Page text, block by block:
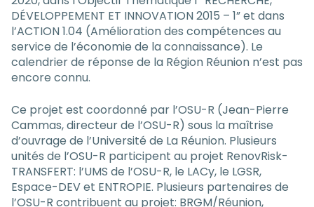
DÉVELOPPEMENT ET INNOVATION 2015 – 1” et dans
l’ACTION 1.04 (Amélioration des compétences au
service de l’économie de la connaissance). Le
calendrier de réponse de la Région Réunion n’est pas
encore connu.
Ce projet est coordonné par l’OSU-R (Jean-Pierre
Cammas, directeur de l’OSU-R) sous la maîtrise
d’ouvrage de l’Université de La Réunion. Plusieurs
unités de l’OSU-R participent au projet RenovRisk-
TRANSFERT: l’UMS de l’OSU-R, le LACy, le LGSR,
Espace-DEV et ENTROPIE. Plusieurs partenaires de
l’OSU-R contribuent au projet: BRGM/Réunion,